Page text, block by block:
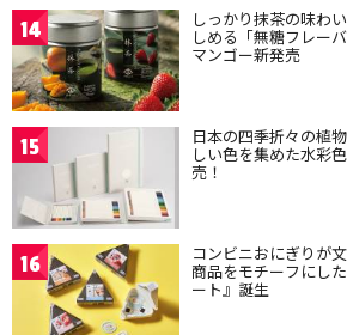
14 しっかり抹茶の味わ
しめる「無糖フレー
マンゴー新発売
15 日本の四季折々の植
しい色を集めた水彩
売！
16 コンビニおにぎりが
商品をモチーフにし
ート』誕生